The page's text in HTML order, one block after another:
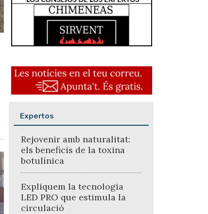
Expertos
Rejovenir amb naturalitat:
els beneficis de la toxina
botulínica
Expliquem la tecnologia
LED PRO que estimula la
circulació